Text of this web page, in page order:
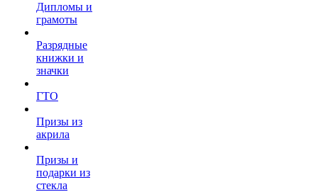
Дипломы и
грамоты
Разрядные
книжки и
значки
ГТО
Призы из
акрила
Призы и
подарки из
стекла